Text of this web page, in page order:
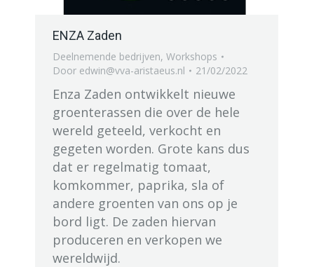
ENZA Zaden
Deelnemende bedrijven, Workshops
Door edwin@vva-aristaeus.nl 21/02/2022
Enza Zaden ontwikkelt nieuwe
groenterassen die over de hele
wereld geteeld, verkocht en
gegeten worden. Grote kans dus
dat er regelmatig tomaat,
komkommer, paprika, sla of
andere groenten van ons op je
bord ligt. De zaden hiervan
produceren en verkopen we
wereldwijd.